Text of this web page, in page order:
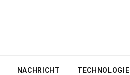
NACHRICHT TECHNOLOGIE